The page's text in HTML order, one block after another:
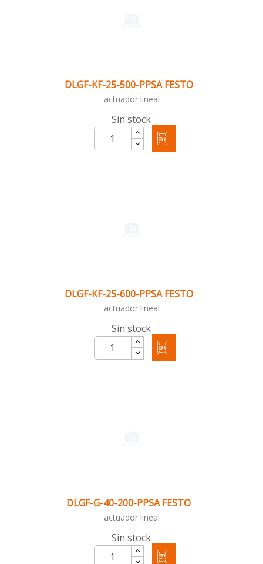
DLGF-KF-25-500-PPSA FESTO
actuador lineal
Sin stock
DLGF-KF-25-600-PPSA FESTO
actuador lineal
Sin stock
DLGF-G-40-200-PPSA FESTO
actuador lineal
Sin stock